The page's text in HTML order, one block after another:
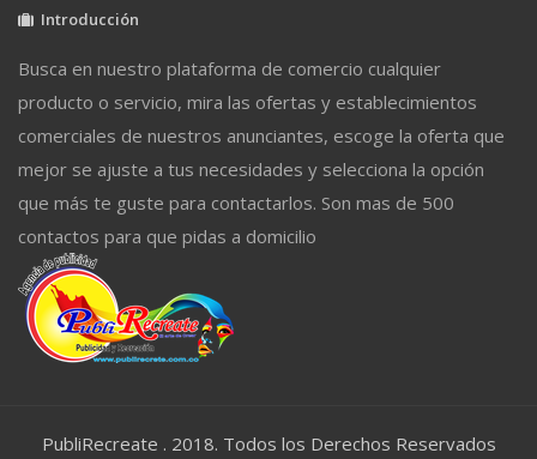
Introducción
Busca en nuestro plataforma de comercio cualquier
producto o servicio, mira las ofertas y establecimientos
comerciales de nuestros anunciantes, escoge la oferta que
mejor se ajuste a tus necesidades y selecciona la opción
que más te guste para contactarlos. Son mas de 500
contactos para que pidas a domicilio
PubliRecreate . 2018. Todos los Derechos Reservados